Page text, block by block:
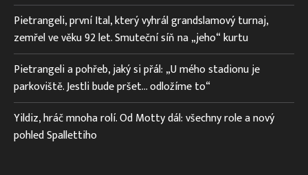
Pietrangeli, první Ital, který vyhrál grandslamový turnaj,
zemřel ve věku 92 let. Smuteční síň na „jeho“ kurtu
Pietrangeli a pohřeb, jaký si přál: „U mého stadionu je
parkoviště. Jestli bude pršet… odložíme to“
Yildiz, hráč mnoha rolí. Od Motty dál: všechny role a nový
pohled Spallettiho